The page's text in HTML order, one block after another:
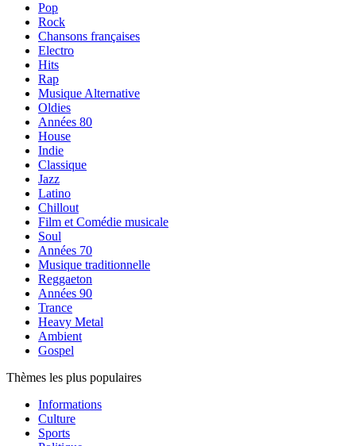
Pop
Rock
Chansons françaises
Electro
Hits
Rap
Musique Alternative
Oldies
Années 80
House
Indie
Classique
Jazz
Latino
Chillout
Film et Comédie musicale
Soul
Années 70
Musique traditionnelle
Reggaeton
Années 90
Trance
Heavy Metal
Ambient
Gospel
Thèmes les plus populaires
Informations
Culture
Sports